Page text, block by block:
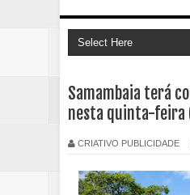
Samambaia terá
nesta quinta-feira
CRIATIVO PUBLICIDADE